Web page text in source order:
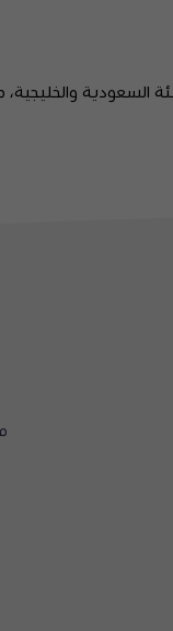
السعودية